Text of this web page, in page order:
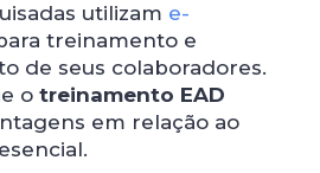
utilizam e-
treinamento e
de seus colaboradores.
o treinamento EAD
em relação ao